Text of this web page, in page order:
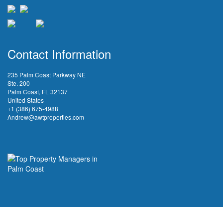
Contact Information
235 Palm Coast Parkway NE
Ste. 200
Palm Coast, FL 32137
United States
+1 (386) 675-4988
Andrew@awtproperties.com